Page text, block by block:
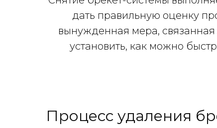
дать правильную оценку
вынужденная мера,
установить, как можно
Процесс удаления